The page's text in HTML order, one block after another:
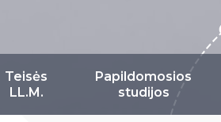
Teisės
LL.M.
Papildomosios
studijos